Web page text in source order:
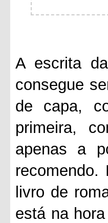
A escrita
consegue
de capa,
primeira,
apenas a
livro de
está na